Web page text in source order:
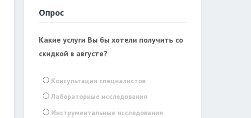
Опрос
Какие услуги Вы бы хотели получить со
скидкой в августе?
Консультации специалистов
Лабораторные исследования
Инструментальные исследования